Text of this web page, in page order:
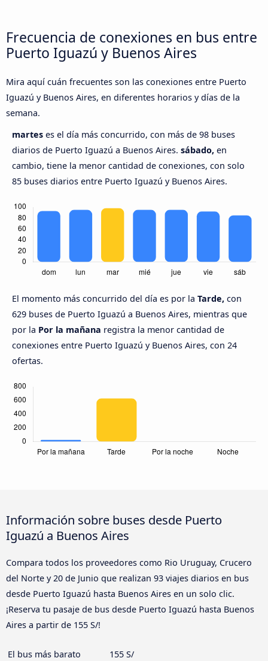
Frecuencia de conexiones en bus entre
Puerto Iguazú y Buenos Aires
Mira aquí cuán frecuentes son las conexiones entre Puerto
Iguazú y Buenos Aires, en diferentes horarios y días de la
semana.
martes es el día más concurrido, con más de 98 buses
diarios de Puerto Iguazú a Buenos Aires. sábado, en
cambio, tiene la menor cantidad de conexiones, con solo
85 buses diarios entre Puerto Iguazú y Buenos Aires.
El momento más concurrido del día es por la Tarde, con
629 buses de Puerto Iguazú a Buenos Aires, mientras que
por la Por la mañana registra la menor cantidad de
conexiones entre Puerto Iguazú y Buenos Aires, con 24
ofertas.
Información sobre buses desde Puerto
Iguazú a Buenos Aires
Compara todos los proveedores como Rio Uruguay, Crucero
del Norte y 20 de Junio que realizan 93 viajes diarios en bus
desde Puerto Iguazú hasta Buenos Aires en un solo clic.
¡Reserva tu pasaje de bus desde Puerto Iguazú hasta Buenos
Aires a partir de 155 S/!
El bus más barato
155 S/